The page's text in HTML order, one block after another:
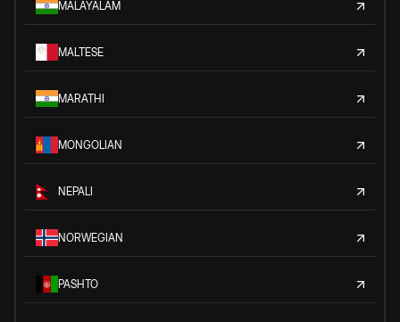
MALAYALAM
MALTESE
MARATHI
MONGOLIAN
NEPALI
NORWEGIAN
PASHTO